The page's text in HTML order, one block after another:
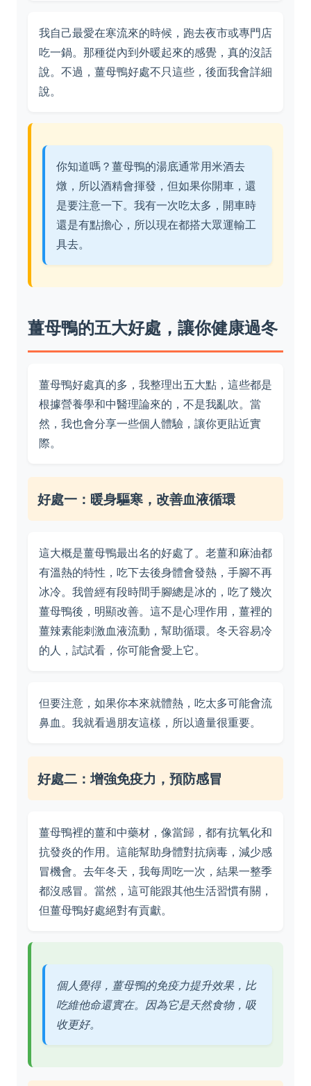
我自己最愛在寒流來的時候，跑去夜市或專門店
吃一鍋。那種從內到外暖起來的感覺，真的沒話
說。不過，薑母鴨好處不只這些，後面我會詳細
說。
你知道嗎？薑母鴨的湯底通常用米酒去
燉，所以酒精會揮發，但如果你開車，還
是要注意一下。我有一次吃太多，開車時
還是有點擔心，所以現在都搭大眾運輸工
具去。
薑母鴨的五大好處，讓你健康過冬
薑母鴨好處真的多，我整理出五大點，這些都是
根據營養學和中醫理論來的，不是我亂吹。當
然，我也會分享一些個人體驗，讓你更貼近實
際。
好處一：暖身驅寒，改善血液循環
這大概是薑母鴨最出名的好處了。老薑和麻油都
有溫熱的特性，吃下去後身體會發熱，手腳不再
冰冷。我曾經有段時間手腳總是冰的，吃了幾次
薑母鴨後，明顯改善。這不是心理作用，薑裡的
薑辣素能刺激血液流動，幫助循環。冬天容易冷
的人，試試看，你可能會愛上它。
但要注意，如果你本來就體熱，吃太多可能會流
鼻血。我就看過朋友這樣，所以適量很重要。
好處二：增強免疫力，預防感冒
薑母鴨裡的薑和中藥材，像當歸，都有抗氧化和
抗發炎的作用。這能幫助身體對抗病毒，減少感
冒機會。去年冬天，我每周吃一次，結果一整季
都沒感冒。當然，這可能跟其他生活習慣有關，
但薑母鴨好處絕對有貢獻。
個人覺得，薑母鴨的免疫力提升效果，比
吃維他命還實在。因為它是天然食物，吸
收更好。